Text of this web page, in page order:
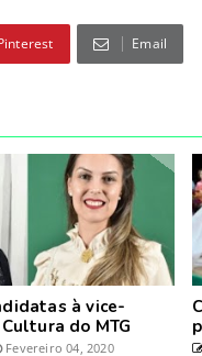
Email
à vice-
do MTG
Fevereiro 04, 2020